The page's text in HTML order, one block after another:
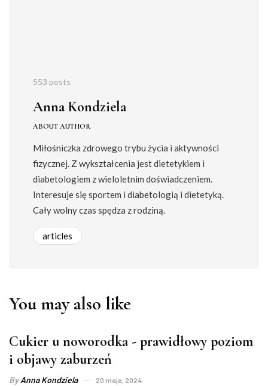
553 posts
Anna Kondziela
ABOUT AUTHOR
Miłośniczka zdrowego trybu życia i aktywności
fizycznej. Z wykształcenia jest dietetykiem i
diabetologiem z wieloletnim doświadczeniem.
Interesuje się sportem i diabetologią i dietetyką.
Cały wolny czas spędza z rodziną.
articles
You may also like
Cukier u noworodka - prawidłowy poziom
i objawy zaburzeń
ByAnna Kondziela 20 maja, 2024